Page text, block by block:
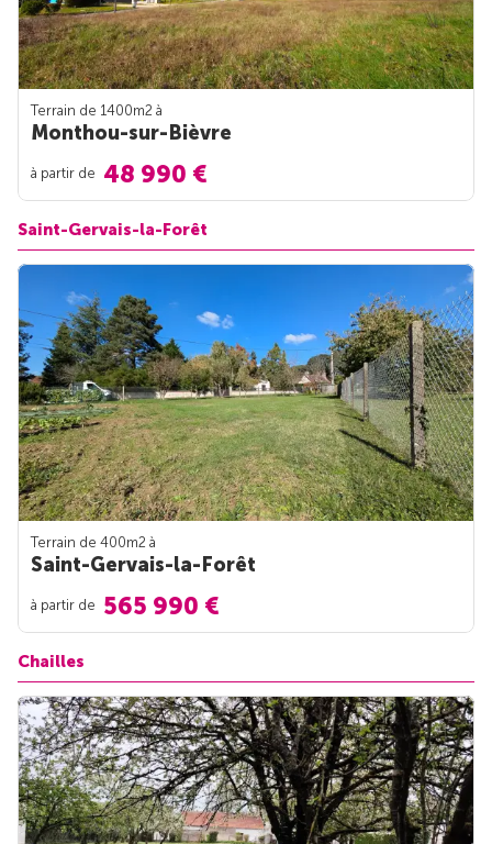
Terrain de 1400m2 à
Monthou-sur-Bièvre
à partir de 48 990 €
Saint-Gervais-la-Forêt
Terrain de 400m2 à
Saint-Gervais-la-Forêt
à partir de 565 990 €
Chailles